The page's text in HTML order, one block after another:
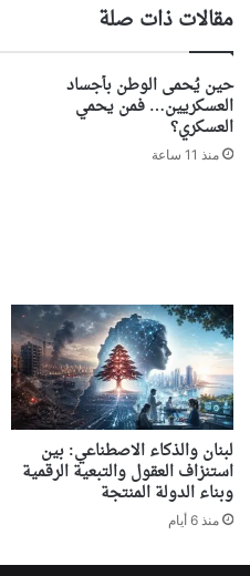
مقالات ذات صلة
حين يُحمى الوطن بأجساد
العسكريين… فمن يحمي
العسكري؟
منذ 11 ساعة
لبنان والذكاء الاصطناعي: بين
استنزاف العقول والتبعية الرقمية
وبناء الدولة المنتجة
منذ 6 أيام